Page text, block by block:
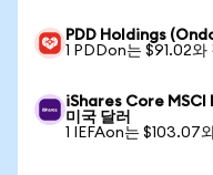
PDD Holdings
1 PDDon는 $91.02와
iShares Core MSCI
미국 달러
1 IEFAon는 $103.07